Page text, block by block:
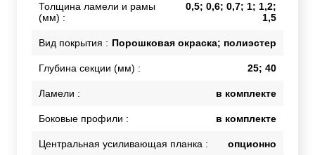
Толщина ламели и рамы
(мм) :
0,5; 0,6; 0,7; 1; 1,2;
1,5
Вид покрытия : Порошковая окраска; полиэстер
Глубина секции (мм) : 25; 40
Ламели : в комплекте
Боковые профили : в комплекте
Центральная усиливающая планка : опционно